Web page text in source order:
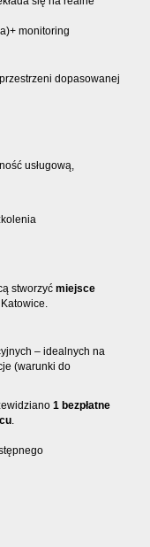
monitoring
dopasowanej
usługową,
stworzyć miejsce
– idealnych na
(warunki do
1 bezpłatne
.